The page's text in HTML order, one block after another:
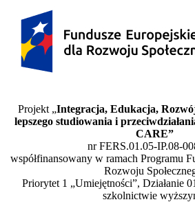
Projekt „Integracja, Edukacja,
lepszego studiowania i
CARE”
nr FERS.01.05-IP.08-
współfinansowany w ramach Programu
Rozwoju
Priorytet 1 „Umiejętności”, Działanie
szkolnictwie